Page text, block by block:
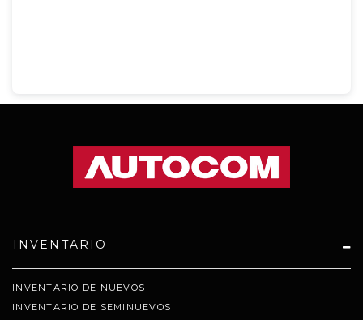
INVENTARIO
INVENTARIO DE NUEVOS
INVENTARIO DE SEMINUEVOS